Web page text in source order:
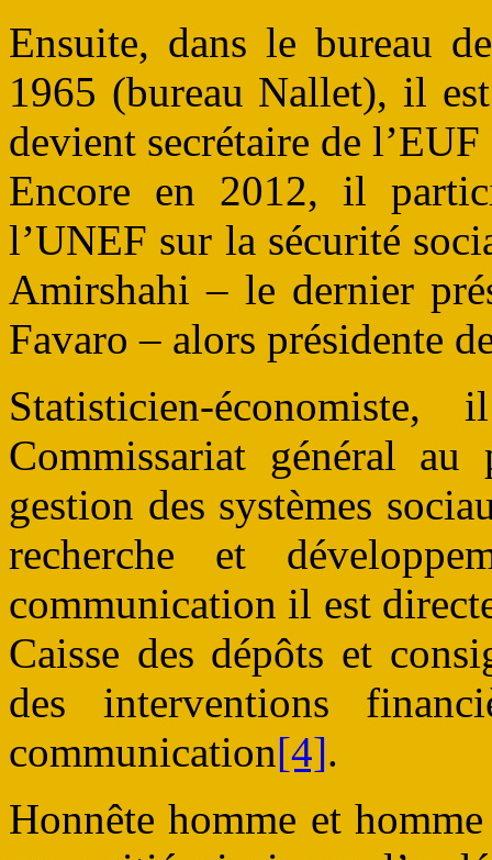
Ensuite, dans le bureau
1965 (bureau Nallet), il
devient secrétaire de
Encore en 2012, il
l’UNEF sur la sécurité
Amirshahi – le dernier
Favaro – alors présidente
Statisticien-
Commissariat général
gestion des systèmes
recherche et
communication il est
Caisse des dépôts et
des interventions
communication[4].
Honnête homme et